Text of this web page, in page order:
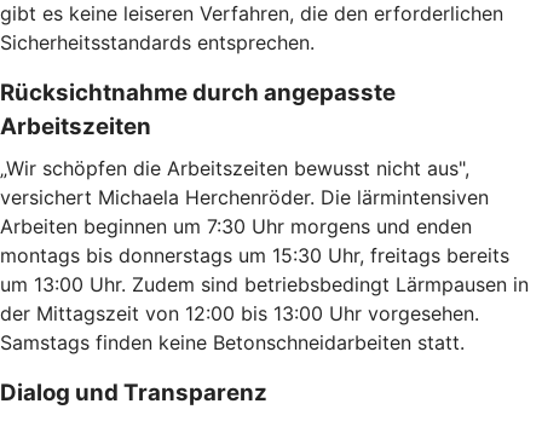
gibt es keine leiseren Verfahren, die den erforderlichen
Sicherheitsstandards entsprechen.
Rücksichtnahme durch angepasste
Arbeitszeiten
„Wir schöpfen die Arbeitszeiten bewusst nicht aus",
versichert Michaela Herchenröder. Die lärmintensiven
Arbeiten beginnen um 7:30 Uhr morgens und enden
montags bis donnerstags um 15:30 Uhr, freitags bereits
um 13:00 Uhr. Zudem sind betriebsbedingt Lärmpausen in
der Mittagszeit von 12:00 bis 13:00 Uhr vorgesehen.
Samstags finden keine Betonschneidarbeiten statt.
Dialog und Transparenz